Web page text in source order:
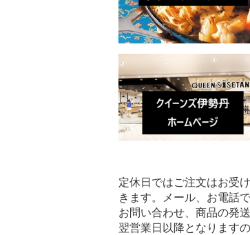
定休日ではご注文はお受
きます。メール、お電話
お問い合わせ、商品の発
翌営業日以降となります